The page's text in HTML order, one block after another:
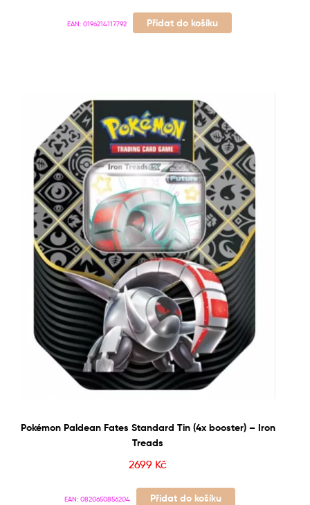
EAN: 0196214117792 Přidat do košíku
Pokémon Paldean Fates Standard Tin (4x booster) – Iron
Treads
2699 Kč
EAN: 0820650856204 Přidat do košíku